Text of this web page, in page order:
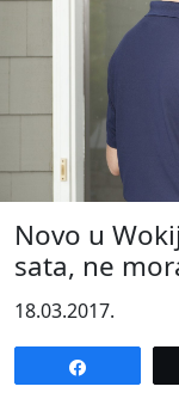
Novo u
sata, ne
18.03.2017.